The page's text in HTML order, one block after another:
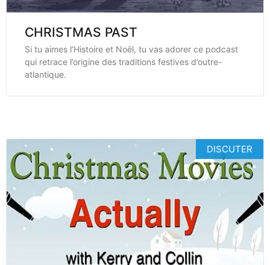
CHRISTMAS PAST
Si tu aimes l’Histoire et Noël, tu vas adorer ce podcast
qui retrace l’origine des traditions festives d’outre-
atlantique.
DISCUTER